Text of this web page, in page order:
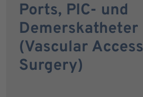
Ports, PIC- und
Demerskatheter
(Vascular Access
Surgery)